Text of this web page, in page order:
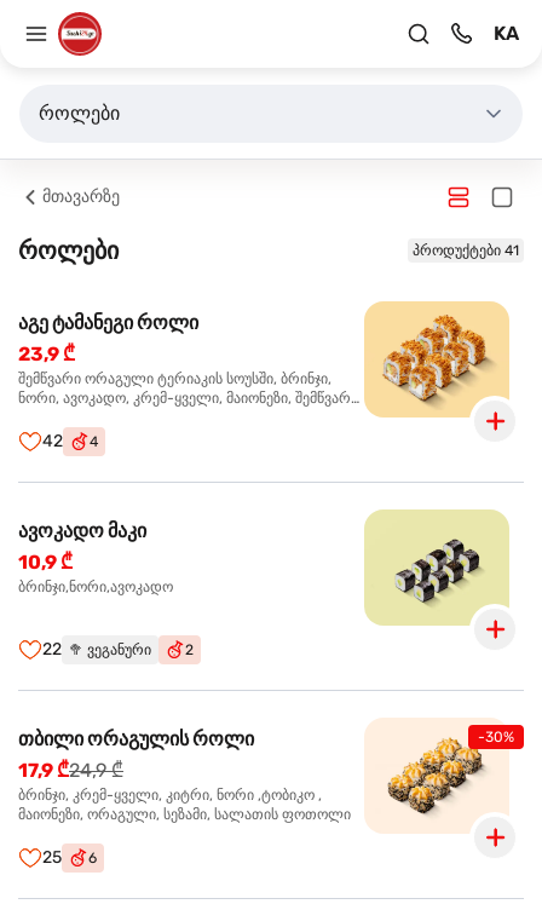
KA
როლები
მთავარზე
როლები პროდუქტები 41
აგე ტამანეგი როლი
23,9 ₾
შემწვარი ორაგული ტერიაკის სოუსში, ბრინჯი,
ნორი, ავოკადო, კრემ-ყველი, მაიონეზი, შემწვარი
42 4
ავოკადო მაკი
10,9 ₾
ბრინჯი,ნორი,ავოკადო
22 🥦 ვეგანური 2
-30%
თბილი ორაგულის როლი
17,9 ₾24,9 ₾
ბრინჯი, კრემ-ყველი, კიტრი, ნორი ,ტობიკო ,
მაიონეზი, ორაგული, სეზამი, სალათის ფოთოლი
25 6